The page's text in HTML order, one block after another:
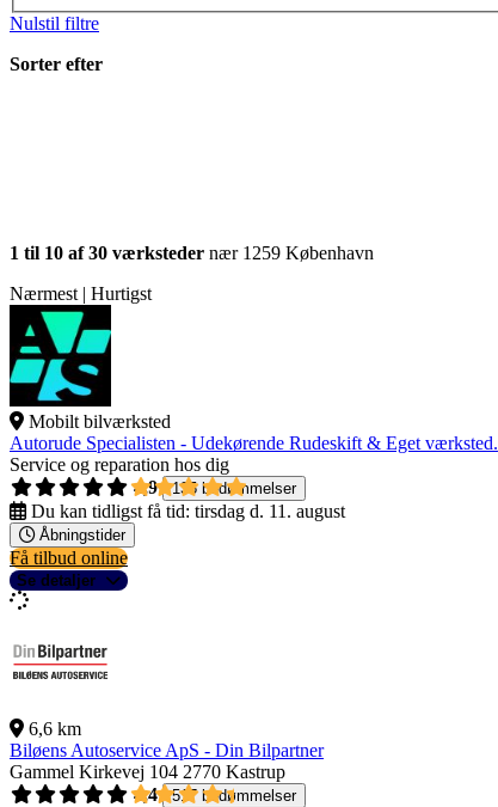
Nulstil filtre
Sorter efter
1 til 10 af 30 værksteder nær 1259 København
Nærmest | Hurtigst
Mobilt bilværksted
Autorude Specialisten - Udekørende Rudeskift & Eget værksted.
Service og reparation hos dig
4,9
135 bedømmelser
Du kan tidligst få tid: tirsdag d. 11. august
Åbningstider
Få tilbud online
Se detaljer
6,6 km
Biløens Autoservice ApS - Din Bilpartner
Gammel Kirkevej 104 2770 Kastrup
4,4
517 bedømmelser